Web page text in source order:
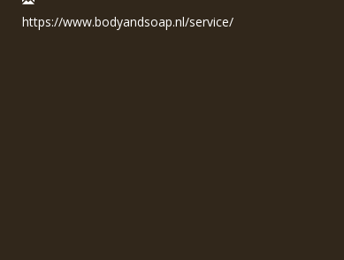
https://www.bodyandsoap.nl/service/